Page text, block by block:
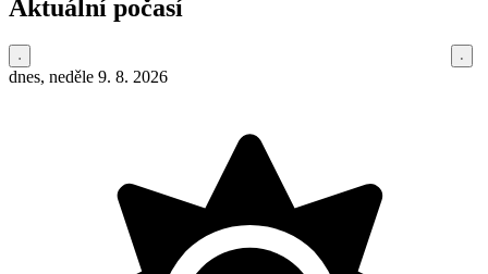
Aktuální počasí
dnes, neděle 9. 8. 2026